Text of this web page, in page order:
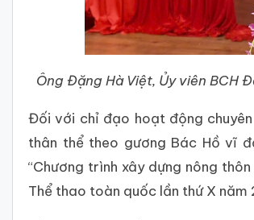
Ông Đặng Hà Việt, Ủy viên BCH
Đối với chỉ đạo hoạt động
thân thể theo gương Bác Hồ vĩ
“Chương trình xây dựng nông
Thể thao toàn quốc lần thứ X năm